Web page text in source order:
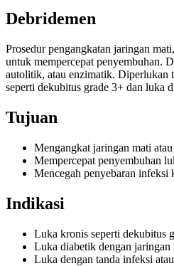
Debridemen
Prosedur pengangkatan jaringan
untuk mempercepat penyembuhan.
autolitik, atau enzimatik. Diperlukan
seperti dekubitus grade 3+ dan luka
Tujuan
Mengangkat jaringan mati
Mempercepat penyembuhan
Mencegah penyebaran infeksi
Indikasi
Luka kronis seperti dekubitus
Luka diabetik dengan jaringan
Luka dengan tanda infeksi